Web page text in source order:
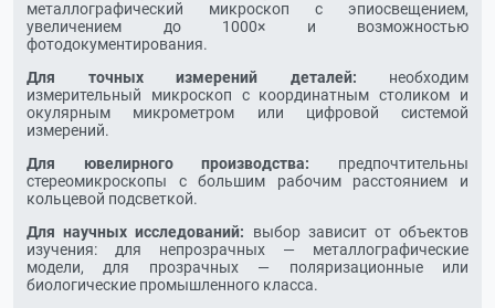
металлографический микроскоп с эпиосвещением,
увеличением до 1000× и возможностью
фотодокументирования.
Для точных измерений деталей: необходим
измерительный микроскоп с координатным столиком и
окулярным микрометром или цифровой системой
измерений.
Для ювелирного производства: предпочтительны
стереомикроскопы с большим рабочим расстоянием и
кольцевой подсветкой.
Для научных исследований: выбор зависит от объектов
изучения: для непрозрачных — металлографические
модели, для прозрачных — поляризационные или
биологические промышленного класса.